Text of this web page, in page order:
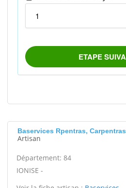
Baservices Rpentras, Carpentras
Artisan
Département: 84
IONISE -